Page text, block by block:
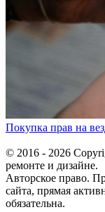
Покупка прав на
© 2016 - 2026
ремонте и дизайне.
Авторское право.
сайта, прямая
обязательна.